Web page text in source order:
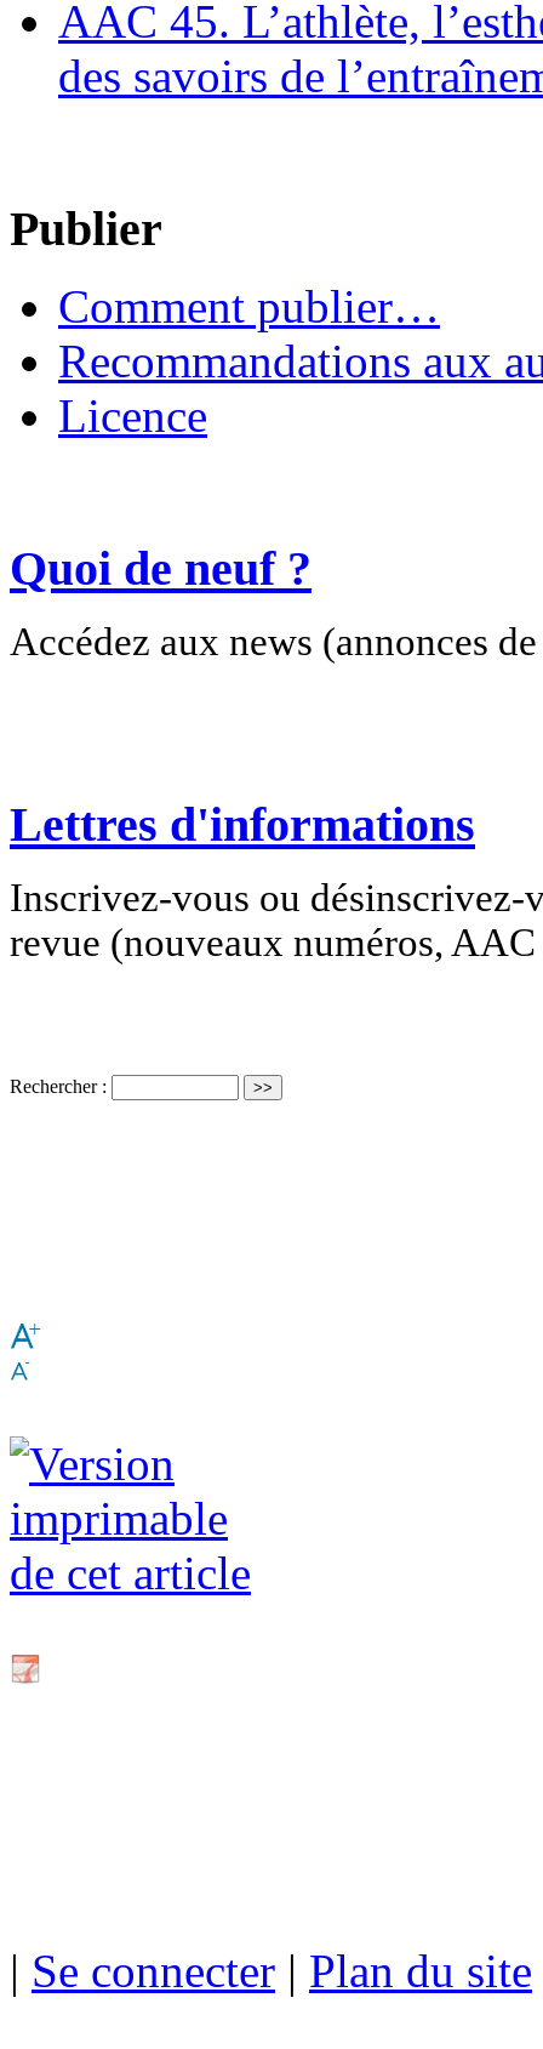
AAC 45. L’athlète,
des savoirs de
Publier
Comment publier…
Recommandations aux
Licence
Quoi de neuf ?
Accédez aux news (annonces
Lettres d'informations
Inscrivez-vous ou
revue (nouveaux numéros,
Rechercher :
| Se connecter | Plan du site